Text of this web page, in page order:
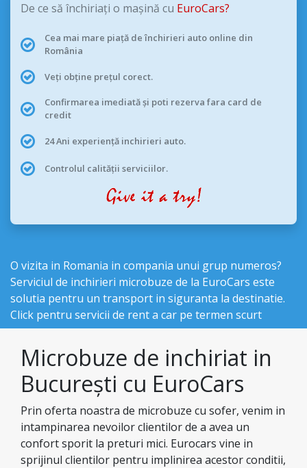
De ce să închiriați o mașină cu EuroCars?
Cea mai mare piață de închirieri auto online din
România
Veți obține prețul corect.
Confirmarea imediată și poti rezerva fara card de
credit
24 Ani experiență inchirieri auto.
Controlul calității serviciilor.
O vizita in Romania in compania unui grup numeros?
Serviciul de inchirieri microbuze de la EuroCars este
solutia pentru un transport in siguranta la destinatie.
Click pentru servicii de rent a car pe termen scurt
Microbuze de inchiriat in
București cu EuroCars
Prin oferta noastra de microbuze cu sofer, venim in
intampinarea nevoilor clientilor de a avea un
confort sporit la preturi mici. Eurocars vine in
sprijinul clientilor pentru implinirea acestor conditii,